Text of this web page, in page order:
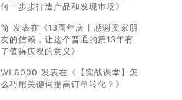
何一步步打造产品和发现市场》
简 发表在《13周年庆 | 感谢卖家朋
友的信赖，让这个普通的第13年有
了值得庆祝的意义》
WL6000 发表在《【实战课堂】怎
么巧用关键词提高订单转化？》